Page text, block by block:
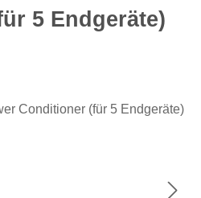
5 Endgeräte)